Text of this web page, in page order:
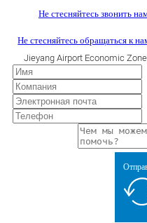
Не стесняйтесь звонить
Не стесняйтесь обращаться к
Jieyang Airport Economic